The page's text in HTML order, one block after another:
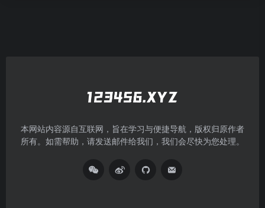
本网站内容源自互联网，旨在学习与便捷导航，版权归原作者
所有。如需帮助，请发送邮件给我们，我们会尽快为您处理。